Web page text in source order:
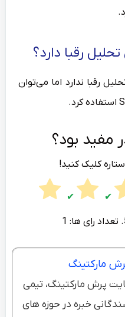
رقبا دارد؟
رقبا ندارد اما می‌توان
بود؟
کلیک کنید!
1
مارکتینگ
پرش مارکتینگ، تیمی
خبره در حوزه های